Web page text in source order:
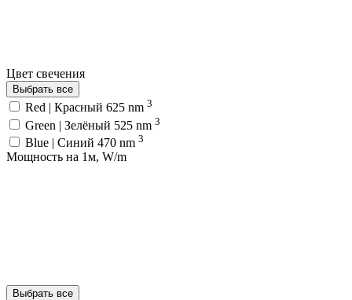
Цвет свечения
Выбрать все
Red | Красный 625 nm 3
Green | Зелёный 525 nm 3
Blue | Синий 470 nm 3
Мощность на 1м, W/m
Выбрать все